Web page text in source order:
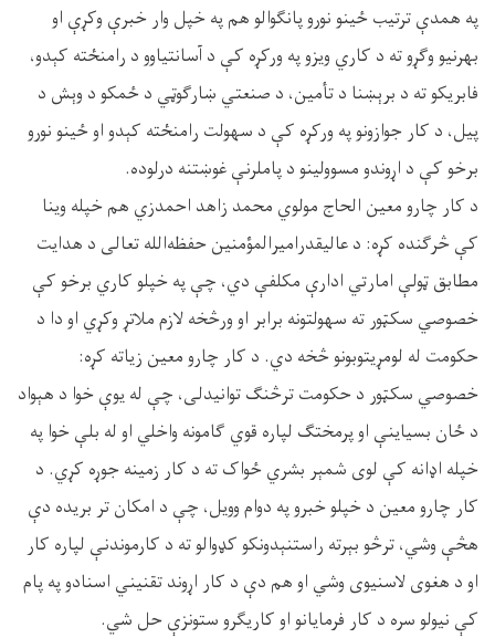
په همدې ترتیب ځینو نورو پانګوالو هم په خپل وار خبرې وکړې او
بهرنیو وګړو ته د کاري ویزو په ورکړه کې د آسانتیاوو د رامنځته کېدو،
فابریکو ته د برېښنا د تأمین، د صنعتي ښارګوټي د ځمکو د وېش د
پیل، د کار جوازونو په ورکړه کې د سهولت رامنځته کېدو او ځینو نورو
برخو کې د اړوندو مسوولینو د پاملرنې غوښتنه درلوده.
د کار چارو معین الحاج مولوي محمد زاهد احمدزي هم خپله وینا
کې څرګنده کړه: د عالیقدرامیرالمؤمنین حفظه‌الله تعالی د هدایت
مطابق ټولې امارتي ادارې مکلفې دي، چې په خپلو کاري برخو کې
خصوصي سکټور ته سهولتونه برابر او ورڅخه لازم ملاتړ وکړي او دا د
حکومت له لومړیتوبونو څخه دي. د کار چارو معین زیاته کړه:
خصوصي سکټور د حکومت ترڅنګ توانیدلی، چې له یوې خوا د هېواد
د ځان بسیاینې او پرمختګ لپاره قوي ګامونه واخلي او له بلې خوا په
خپله اډانه کې لوی شمېر بشري ځواک ته د کار زمینه جوړه کړي. د
کار چارو معین د خپلو خبرو په دوام وویل، چې د امکان تر بریده دې
هڅې وشي، ترڅو بېرته راستنېدونکو کډوالو ته د کارموندنې لپاره کار
او د هغوی لاسنیوی وشي او هم دې د کار اړوند تقنیني اسنادو په پام
کې نیولو سره د کار فرمایانو او کاریګرو ستونزې حل شي.